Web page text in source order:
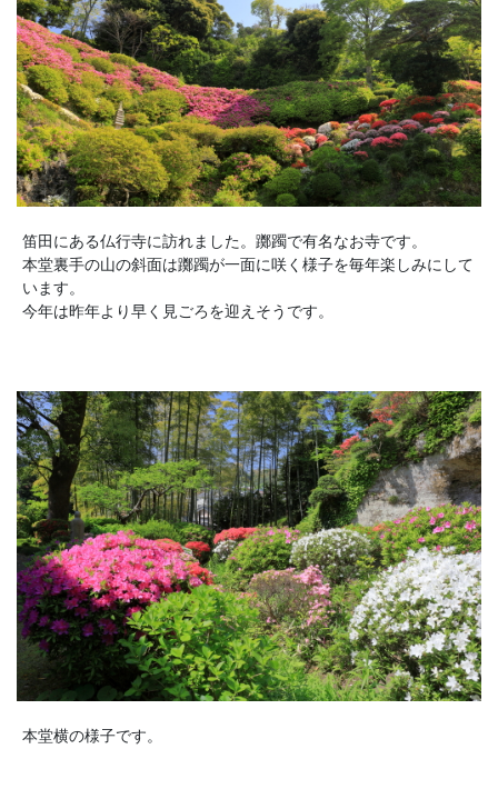
笛田にある仏行寺に訪れました。躑躅で有名なお寺です。
本堂裏手の山の斜面は躑躅が一面に咲く様子を毎年楽しみにして
います。
今年は昨年より早く見ごろを迎えそうです。
本堂横の様子です。